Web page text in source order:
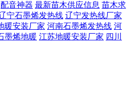
配音神器 最新苗木供应信息 苗木求
宁石墨烯发热线 辽宁发热线厂家
暖安装厂家 河南石墨烯发热线 河
墨烯地暖 江苏地暖安装厂家 四川